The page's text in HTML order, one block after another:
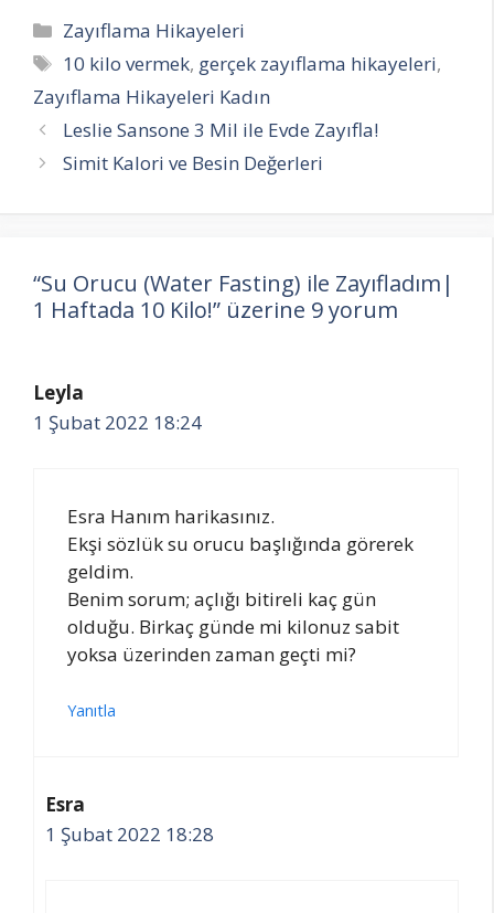
Kategoriler
Zayıflama Hikayeleri
Etiketler
10 kilo vermek, gerçek zayıflama hikayeleri,
Zayıflama Hikayeleri Kadın
Yazı
dolaşımı
Leslie Sansone 3 Mil ile Evde Zayıfla!
Simit Kalori ve Besin Değerleri
“Su Orucu (Water Fasting) ile Zayıfladım|
1 Haftada 10 Kilo!” üzerine 9 yorum
Leyla
1 Şubat 2022 18:24
Esra Hanım harikasınız.
Ekşi sözlük su orucu başlığında görerek
geldim.
Benim sorum; açlığı bitireli kaç gün
olduğu. Birkaç günde mi kilonuz sabit
yoksa üzerinden zaman geçti mi?
Yanıtla
Esra
1 Şubat 2022 18:28